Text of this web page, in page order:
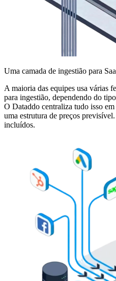
Uma camada de ingestião para
A maioria das equipes usa várias
para ingestião, dependendo do
O Dataddo centraliza tudo isso
uma estrutura de preços
incluídos.